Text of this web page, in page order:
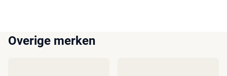
Overige merken